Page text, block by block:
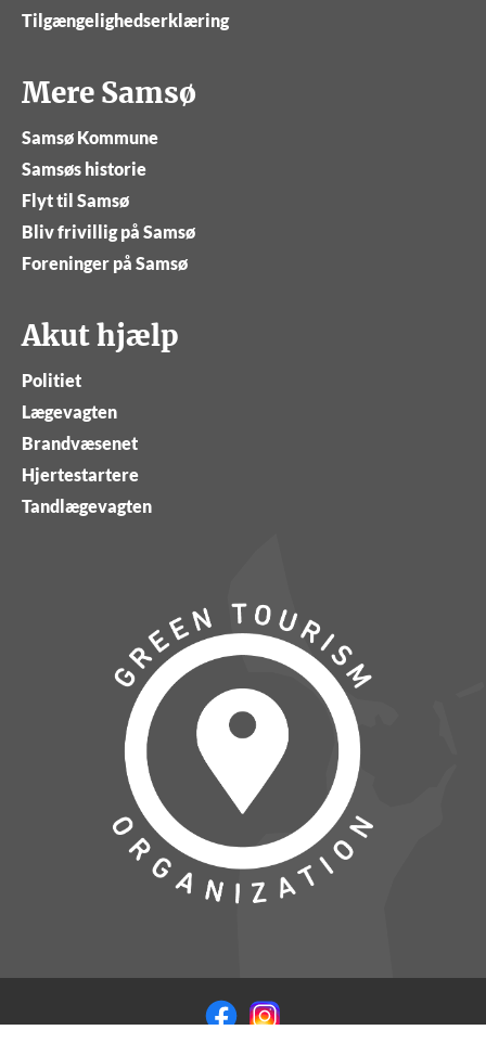
Tilgængelighedserklæring
Mere Samsø
Samsø Kommune
Samsøs historie
Flyt til Samsø
Bliv frivillig på Samsø
Foreninger på Samsø
Akut hjælp
Politiet
Lægevagten
Brandvæsenet
Hjertestartere
Tandlægevagten